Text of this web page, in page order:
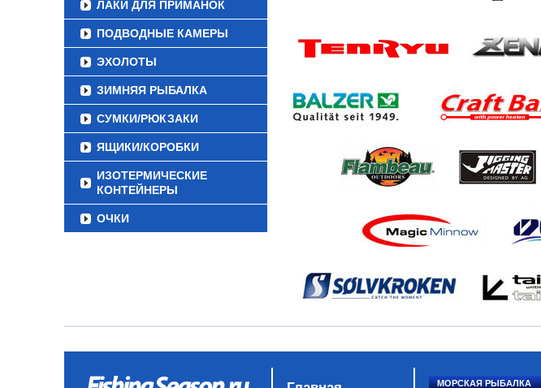
ЛАКИ ДЛЯ ПРИМАНОК
ПОДВОДНЫЕ КАМЕРЫ
ЭХОЛОТЫ
ЗИМНЯЯ РЫБАЛКА
СУМКИ/РЮКЗАКИ
ЯЩИКИ/КОРОБКИ
ИЗОТЕРМИЧЕСКИЕ
КОНТЕЙНЕРЫ
ОЧКИ
МОРСКАЯ РЫБАЛКА